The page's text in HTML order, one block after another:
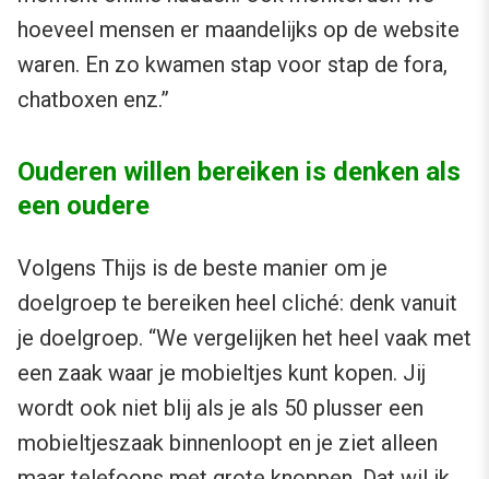
hoeveel mensen er maandelijks op de website
waren. En zo kwamen stap voor stap de fora,
chatboxen enz.”
Ouderen willen bereiken is denken als
een oudere
Volgens Thijs is de beste manier om je
doelgroep te bereiken heel cliché: denk vanuit
je doelgroep. “We vergelijken het heel vaak met
een zaak waar je mobieltjes kunt kopen. Jij
wordt ook niet blij als je als 50 plusser een
mobieltjeszaak binnenloopt en je ziet alleen